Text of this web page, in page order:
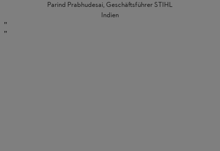
Parind Prabhudesai, Geschäftsführer STIHL
Indien